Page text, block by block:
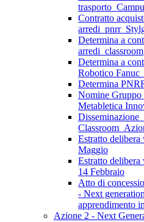
Contratto
Determina a
arredi_classroom
Determina a
Robotico
Determina
Nomine
Metabletica
Estratto delibera
Maggio
Estratto
14 Febbraio
Atto di
- Next
apprendimento
Azione 2 - Next